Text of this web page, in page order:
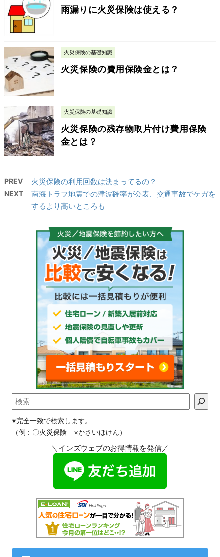
雨漏りに火災保険は使える？
火災保険の基礎知識
火災保険の費用保険金とは？
火災保険の基礎知識
火災保険の残存物取片付け費用保険
金とは？
PREV 火災保険の利用回数は決まってるの？
NEXT
南海トラフ地震での津波確率が公表、交通事故でケガを
するより高いところも
※完全一致で検索します。
（例：〇火災保険 ×かさいほけん）
＼インズウェブのお得情報を発信／